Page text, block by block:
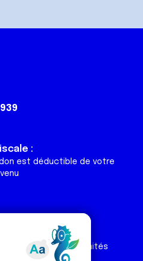
:
est déductible de votre
Espace Ligue & comités